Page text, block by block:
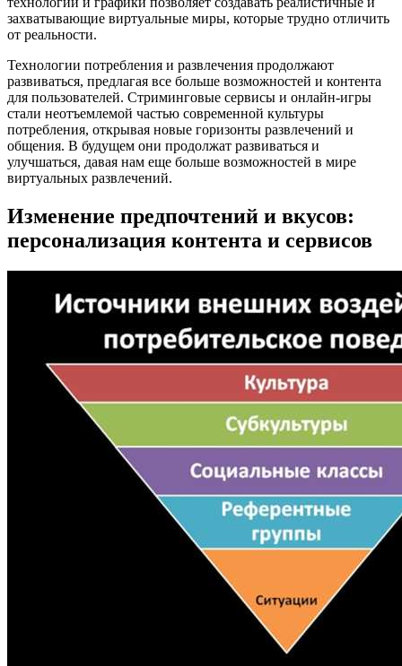
захватывающие виртуальные миры, которые трудно отличить
от реальности.
Технологии потребления и развлечения продолжают
развиваться, предлагая все больше возможностей и контента
для пользователей. Стриминговые сервисы и онлайн-игры
стали неотъемлемой частью современной культуры
потребления, открывая новые горизонты развлечений и
общения. В будущем они продолжат развиваться и
улучшаться, давая нам еще больше возможностей в мире
виртуальных развлечений.
Изменение предпочтений и вкусов:
персонализация контента и сервисов